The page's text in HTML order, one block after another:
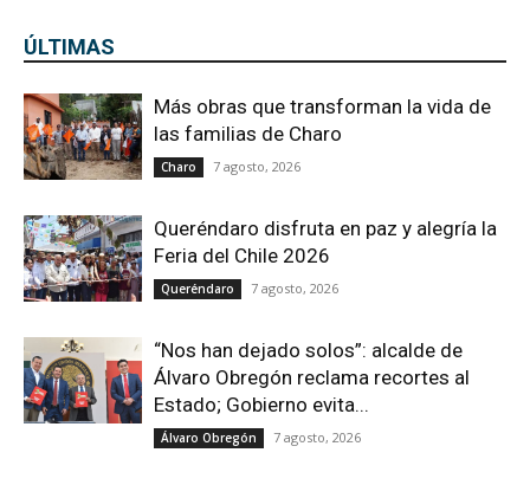
ÚLTIMAS
Más obras que transforman la vida de
las familias de Charo
Charo 7 agosto, 2026
Queréndaro disfruta en paz y alegría la
Feria del Chile 2026
Queréndaro 7 agosto, 2026
“Nos han dejado solos”: alcalde de
Álvaro Obregón reclama recortes al
Estado; Gobierno evita...
Álvaro Obregón 7 agosto, 2026